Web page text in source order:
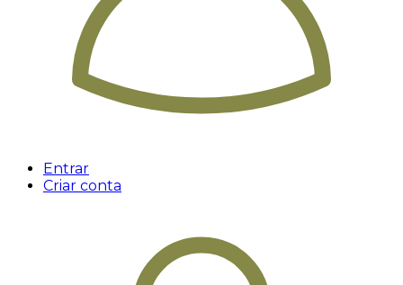
Entrar
Criar conta